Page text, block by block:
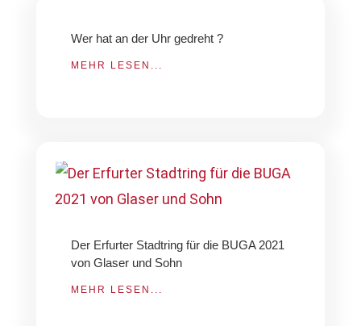
Wer hat an der Uhr gedreht ?
MEHR LESEN...
Der Erfurter Stadtring für die BUGA 2021
von Glaser und Sohn
MEHR LESEN...